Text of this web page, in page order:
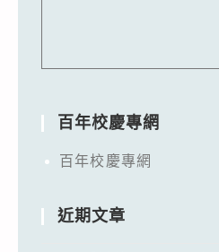
百年校慶專網
百年校慶專網
近期文章